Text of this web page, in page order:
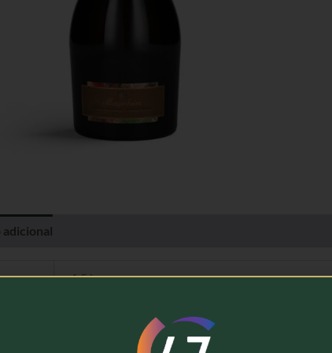
1,5 kg